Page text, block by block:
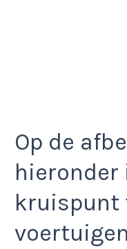
Op de
hieronder
kruispunt